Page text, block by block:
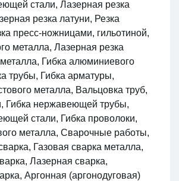
стали, Лазерная резка
резка латуни, Резка
пресс-ножницами, гильотиной,
металла, Лазерная резка
Гибка алюминиевого
трубы, Гибка арматуры,
металла, Вальцовка труб,
Гибка нержавеющей трубы,
стали, Гибка проволоки,
металла, Сварочные работы,
Газовая сварка металла,
Лазерная сварка,
Аргонная (аргонодуговая)